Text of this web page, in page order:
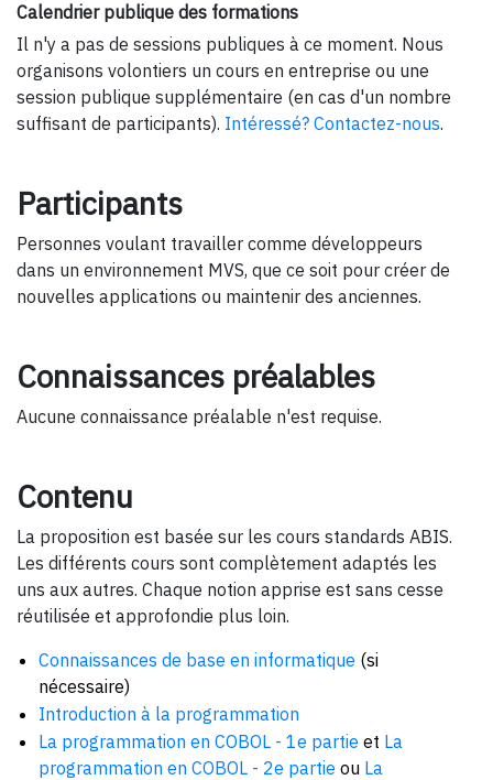
Calendrier publique des formations
Il n'y a pas de sessions publiques à ce moment. Nous
organisons volontiers un cours en entreprise ou une
session publique supplémentaire (en cas d'un nombre
suffisant de participants). Intéressé? Contactez-nous.
Participants
Personnes voulant travailler comme développeurs
dans un environnement MVS, que ce soit pour créer de
nouvelles applications ou maintenir des anciennes.
Connaissances préalables
Aucune connaissance préalable n'est requise.
Contenu
La proposition est basée sur les cours standards ABIS.
Les différents cours sont complètement adaptés les
uns aux autres. Chaque notion apprise est sans cesse
réutilisée et approfondie plus loin.
Connaissances de base en informatique (si
nécessaire)
Introduction à la programmation
La programmation en COBOL - 1e partie et La
programmation en COBOL - 2e partie ou La